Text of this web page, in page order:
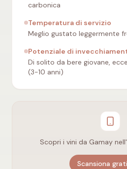
carbonica
Temperatura di servizio
Meglio gustato leggermente
Potenziale di
Di solito da bere giovane,
(3-10 anni)
Scopri i vini da Gamay
Scansiona